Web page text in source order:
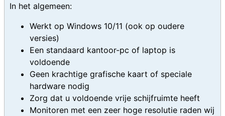
In het algemeen:
Werkt op Windows 10/11 (ook op oudere
versies)
Een standaard kantoor-pc of laptop is
voldoende
Geen krachtige grafische kaart of speciale
hardware nodig
Zorg dat u voldoende vrije schijfruimte heeft
Monitoren met een zeer hoge resolutie raden wij